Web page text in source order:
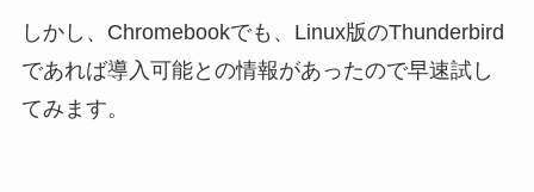
しかし、Chromebookでも、Linux版のThunderbird
であれば導入可能との情報があったので早速試し
てみます。